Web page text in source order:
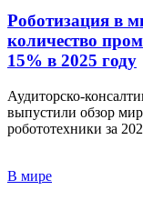
Роботизация в
количество
15% в 2025 году
Аудиторско-
выпустили обзор
робототехники за
В мире